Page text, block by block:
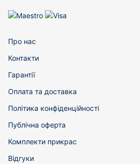
Про нас
Контакти
Гарантії
Оплата та доставка
Політика конфіденційності
Публічна оферта
Комплекти прикрас
Відгуки